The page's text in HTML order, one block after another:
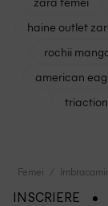
haine outlet
rochii
american
triaction
Femei
INSCRIERE